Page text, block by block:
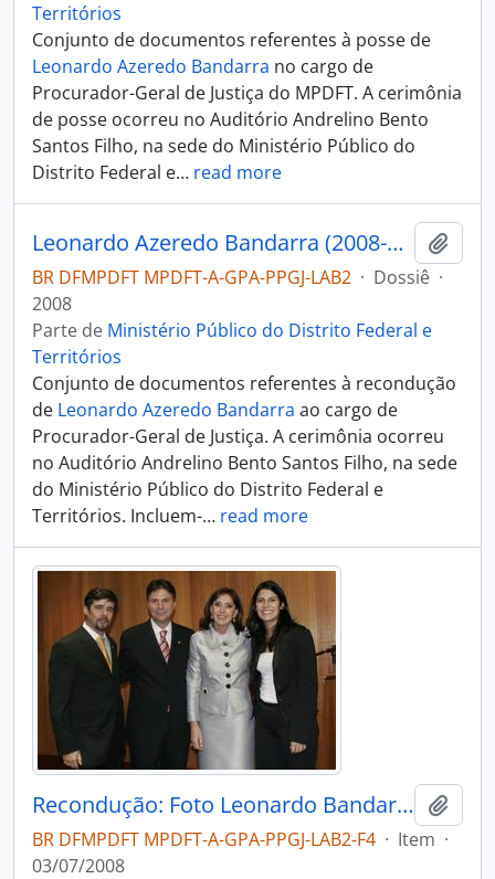
Territórios
Conjunto de documentos referentes à posse de
Leonardo Azeredo Bandarra no cargo de
Procurador-Geral de Justiça do MPDFT. A cerimônia
de posse ocorreu no Auditório Andrelino Bento
Santos Filho, na sede do Ministério Público do
Distrito Federal e… read more
Leonardo Azeredo Bandarra (2008-2010)
BR DFMPDFT MPDFT-A-GPA-PPGJ-LAB2 · Dossiê ·
2008
Parte de Ministério Público do Distrito Federal e
Territórios
Conjunto de documentos referentes à recondução
de Leonardo Azeredo Bandarra ao cargo de
Procurador-Geral de Justiça. A cerimônia ocorreu
no Auditório Andrelino Bento Santos Filho, na sede
do Ministério Público do Distrito Federal e
Territórios. Incluem-… read more
Recondução: Foto Leonardo Bandarra com Autoridades
BR DFMPDFT MPDFT-A-GPA-PPGJ-LAB2-F4 · Item ·
03/07/2008